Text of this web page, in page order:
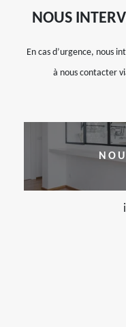
NOUS
En cas d’urgence, nous
à nous contacter